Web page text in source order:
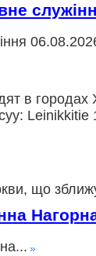
в городах
що